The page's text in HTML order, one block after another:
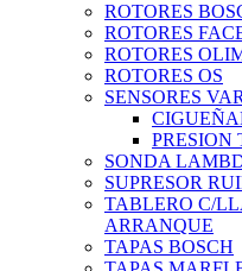
ROTORES
ROTORES
ROTORES
ROTORES OS
SENSORES
PRESION
SONDA
SUPRESOR
TABLERO C/
ARRANQUE
TAPAS BOSCH